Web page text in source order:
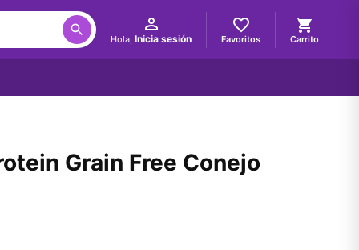
Hola, Inicia sesión Favoritos Carrito
Grain Free Conejo